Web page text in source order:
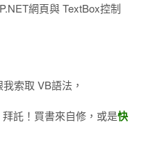
網頁與 TextBox控制
索取 VB語法，
！買書來自修，或是快